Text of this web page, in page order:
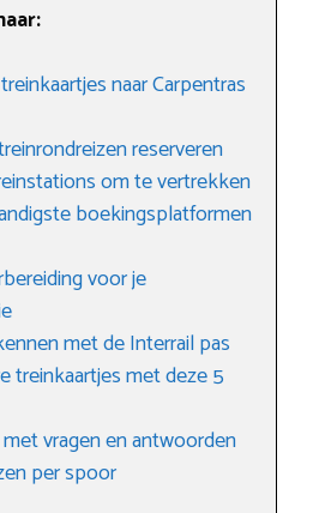
naar Carpentras
reserveren
om te vertrekken
boekingsplatformen
voor je
met de Interrail pas
treinkaartjes met deze 5
vragen en antwoorden
per spoor